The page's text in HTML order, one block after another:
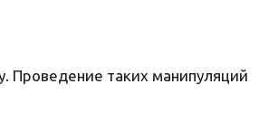
Проведение таких манипуляций